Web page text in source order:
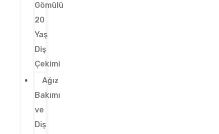
Gömülü
20
Yaş
Diş
Çekimi
Ağız
Bakımı
ve
Diş